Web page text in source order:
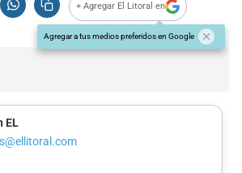
+ Agregar El Litoral en
Agregar a tus medios preferidos en Google
EL